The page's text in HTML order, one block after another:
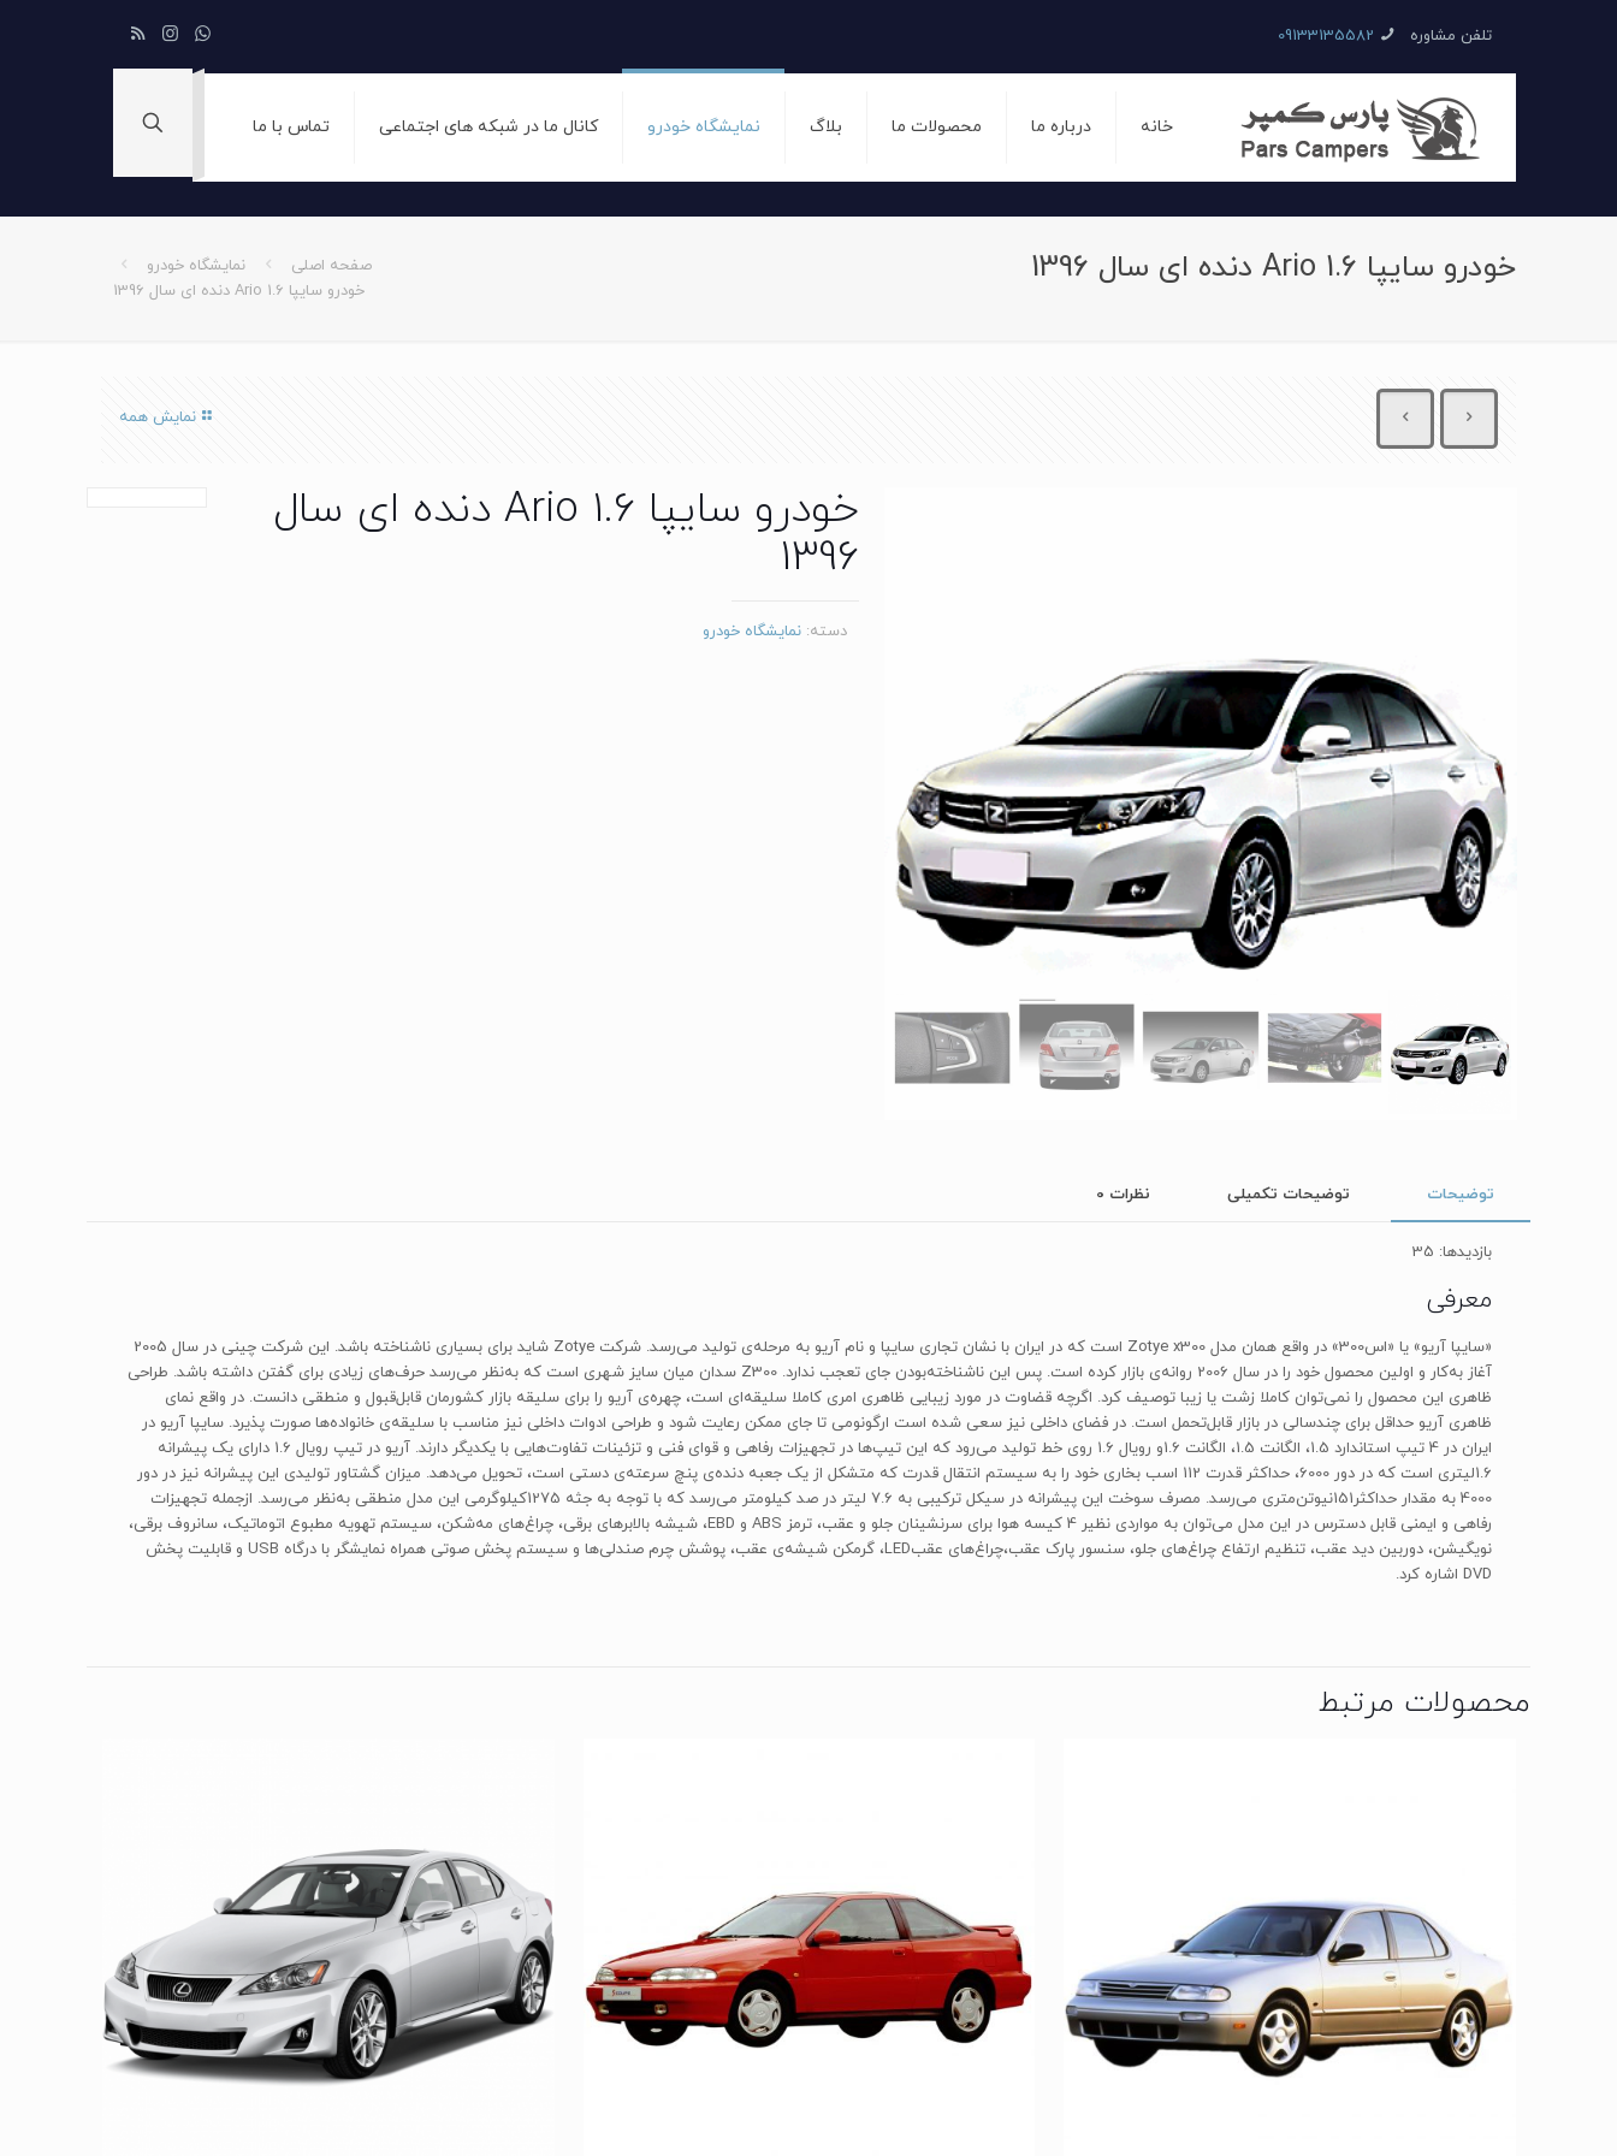
تلفن مشاوره 09133135582
خانه درباره ما محصولات ما بلاگ نمایشگاه خودرو کانال ما در شبکه های اجتماعی تماس با ما
خودرو سایپا Ario 1.6 دنده ای سال 1396 صفحه اصلی
نمایشگاه خودرو
خودرو سایپا Ario 1.6 دنده ای سال 1396
نمایش همه
خودرو سایپا Ario 1.6 دنده ای سال
1396
دسته:نمایشگاه خودرو
توضیحات توضیحات تکمیلی نظرات 0
بازدیدها: 35
معرفی
«سایپا آریو» یا «اس300» در واقع همان مدل Zotye x300 ‌است که در ایران با نشان تجاری سایپا و نام آریو به مرحله‌ی تولید می‌رسد. شرکت‌ Zotye‌ شاید برای بسیاری ناشناخته باشد. این شرکت چینی در سال 2005
آغاز به‌کار و اولین محصول خود را در سال 2006 روانه‌ی بازار کرده است. پس این ناشناخته‌بودن جای تعجب ندارد.‌ Z300‌ سدان میان سایز شهری است که به‌نظر می‌رسد حرف‌های زیادی برای گفتن داشته باشد. طراحی
ظاهری این محصول را نمی‌توان کاملا زشت یا زیبا توصیف کرد. اگرچه قضاوت در مورد زیبایی ظاهری امری کاملا سلیقه‌ای است، چهره‌ی آریو را برای سلیقه بازار کشورمان قابل‌قبول و منطقی دانست. در واقع نمای
ظاهری آریو حداقل برای چندسالی در بازار قابل‌تحمل است. در فضای داخلی نیز سعی شده است ارگونومی تا جای ممکن رعایت شود و طراحی ادوات داخلی نیز مناسب با سلیقه‌ی خانواده‌ها صورت پذیرد. سایپا آریو در
ایران در 4 تیپ استاندارد 1.5، الگانت 1.5، الگانت 1.6و رویال 1.6 روی خط تولید می‌رود که این تیپ‌ها در تجهیزات رفاهی و قوای فنی و تزئینات تفاوت‌هایی با یکدیگر دارند. آریو در تیپ رویال 1.6 دارای یک پیشرانه
1.6‌لیتری است که در دور 6000، حداکثر قدرت 112 اسب بخاری خود را به سیستم انتقال قدرت که متشکل از یک جعبه دنده‌ی پنچ سرعته‌ی دستی است، تحویل می‌دهد. میزان گشتاور تولیدی این پیشرانه نیز در دور
4000 به مقدار حداکثر151‌نیوتن‌متری می‌رسد. مصرف سوخت این پیشرانه در سیکل ترکیبی به 7.6 لیتر در صد کیلومتر می‌رسد که با توجه به جثه‌‌ 1275کیلوگرمی این مدل منطقی به‌نظر می‌رسد. از‌جمله تجهیزات
رفاهی و ایمنی قابل دسترس در این مدل می‌توان به مواردی نظیر 4 کیسه هوا برای سرنشینان جلو و عقب، ترمز ‌ABS ‌و ‌EBD‌، شیشه بالابرهای برقی، چراغ‌های مه‌شکن، سیستم تهویه مطبوع اتوماتیک، سانروف برقی،
نویگیشن، دوربین دید عقب، تنظیم ارتفاع چراغ‌های جلو، سنسور پارک عقب،چراغ‌های عقب‌LED، گرمکن شیشه‌ی عقب، پوشش چرم صندلی‌ها و سیستم پخش صوتی همراه نمایشگر با درگاه USB و قابلیت پخش
DVD اشاره کرد.
محصولات مرتبط